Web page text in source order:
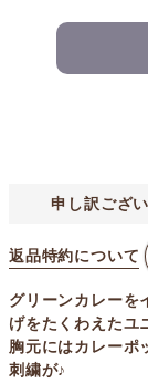
申し訳ござ
返品特約について
グリーンカレーを
げをたくわえたユ
胸元にはカレーポ
刺繍が♪